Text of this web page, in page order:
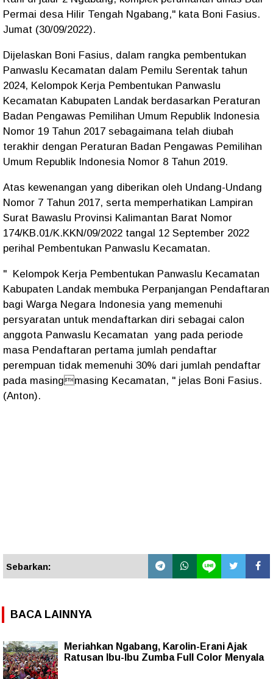
Permai desa Hilir Tengah Ngabang," kata Boni Fasius.
Jumat (30/09/2022).
Dijelaskan Boni Fasius, dalam rangka pembentukan
Panwaslu Kecamatan dalam Pemilu Serentak tahun
2024, Kelompok Kerja Pembentukan Panwaslu
Kecamatan Kabupaten Landak berdasarkan Peraturan
Badan Pengawas Pemilihan Umum Republik Indonesia
Nomor 19 Tahun 2017 sebagaimana telah diubah
terakhir dengan Peraturan Badan Pengawas Pemilihan
Umum Republik Indonesia Nomor 8 Tahun 2019.
Atas kewenangan yang diberikan oleh Undang-Undang
Nomor 7 Tahun 2017, serta memperhatikan Lampiran
Surat Bawaslu Provinsi Kalimantan Barat Nomor
174/KB.01/K.KKN/09/2022 tangal 12 September 2022
perihal Pembentukan Panwaslu Kecamatan.
" Kelompok Kerja Pembentukan Panwaslu Kecamatan
Kabupaten Landak membuka Perpanjangan Pendaftaran
bagi Warga Negara Indonesia yang memenuhi
persyaratan untuk mendaftarkan diri sebagai calon
anggota Panwaslu Kecamatan yang pada periode
masa Pendaftaran pertama jumlah pendaftar
perempuan tidak memenuhi 30% dari jumlah pendaftar
pada masingmasing Kecamatan, " jelas Boni Fasius.
(Anton).
Sebarkan:
BACA LAINNYA
Meriahkan Ngabang, Karolin-Erani Ajak
Ratusan Ibu-Ibu Zumba Full Color Menyala